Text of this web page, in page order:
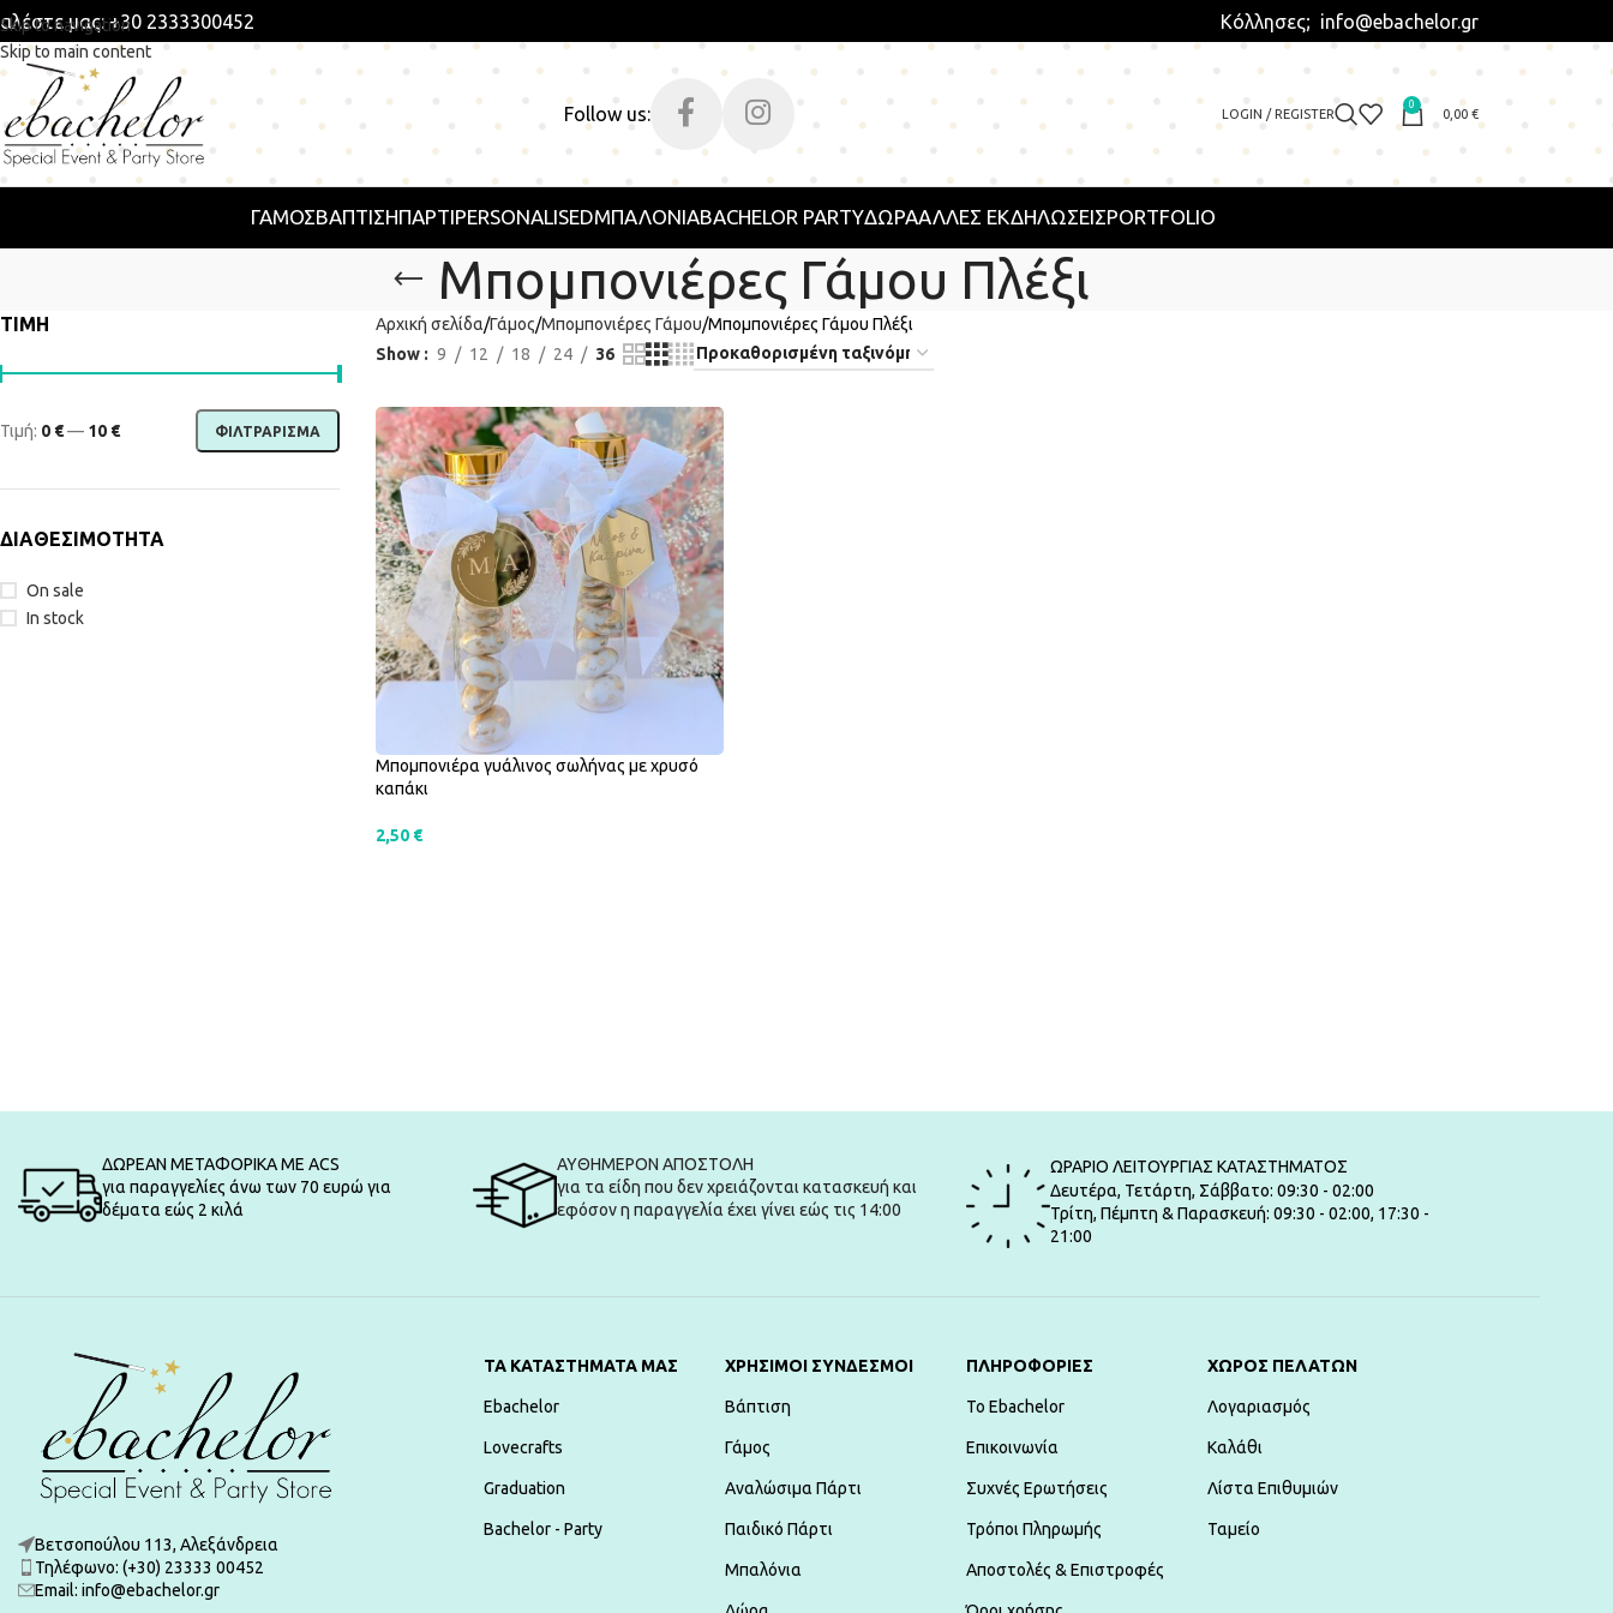
Skip to navigation
Skip to main content
μας: +30 2333300452 Κόλλησες; info@ebachelor.gr
Follow us: LOGIN / REGISTER
0
0,00 €
ΓΑΜΟΣΒΑΠΤΙΣΗΠΆΡΤΙPERSONALISEDΜΠΑΛΟΝΙΑBACHELOR PARTYΔΩΡΑΑΛΛΕΣ ΕΚΔΗΛΩΣΕΙΣPORTFOLIO
Μπομπονιέρες Γάμου Πλέξι
ΤΙΜΗ
ΦΙΛΤΡΆΡΙΣΜΑ
Τιμή: 0 €— 10 €
ΔΙΑΘΕΣΙΜΟΤΗΤΑ
On sale
In stock
Αρχική σελίδα Γάμος Μπομπονιέρες Γάμου Μπομπονιέρες Γάμου Πλέξι
Show
9 12 18 24 36
Μπομπονιέρα γυάλινος σωλήνας με χρυσό
καπάκι
2,50 €
ΔΩΡΕΑΝ ΜΕΤΑΦΟΡΙΚΑ ΜΕ ACS
για παραγγελίες άνω των 70 ευρώ για
δέματα εώς 2 κιλά
ΑΥΘΗΜΕΡΟΝ ΑΠΟΣΤΟΛΗ
για τα είδη που δεν χρειάζονται κατασκευή και
εφόσον η παραγγελία έχει γίνει εώς τις 14:00
ΩΡΑΡΙΟ ΛΕΙΤΟΥΡΓΙΑΣ ΚΑΤΑΣΤΗΜΑΤΟΣ
Δευτέρα, Τετάρτη, Σάββατο: 09:30 - 02:00
Τρίτη, Πέμπτη & Παρασκευή: 09:30 - 02:00, 17:30 -
21:00
Βετσοπούλου 113, Αλεξάνδρεια
Τηλέφωνο: (+30) 23333 00452
Εmail: info@ebachelor.gr
ΤΑ ΚΑΤΑΣΤΗΜΑΤΑ ΜΑΣ
Ebachelor
Lovecrafts
Graduation
Bachelor - Party
ΧΡΗΣΙΜΟΙ ΣΥΝΔΕΣΜΟΙ
Βάπτιση
Γάμος
Αναλώσιμα Πάρτι
Παιδικό Πάρτι
Μπαλόνια
ΠΛΗΡΟΦΟΡΙΕΣ
To Ebachelor
Επικοινωνία
Συχνές Ερωτήσεις
Τρόποι Πληρωμής
Αποστολές & Επιστροφές
ΧΏΡΟΣ ΠΕΛΑΤΏΝ
Λογαριασμός
Καλάθι
Λίστα Επιθυμιών
Ταμείο